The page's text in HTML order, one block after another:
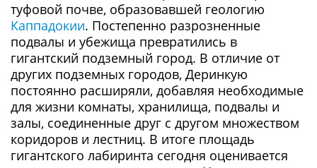
туфовой почве, образовавшей геологию
Каппадокии. Постепенно разрозненные
подвалы и убежища превратились в
гигантский подземный город. В отличие от
других подземных городов, Деринкую
постоянно расширяли, добавляя необходимые
для жизни комнаты, хранилища, подвалы и
залы, соединенные друг с другом множеством
коридоров и лестниц. В итоге площадь
гигантского лабиринта сегодня оценивается